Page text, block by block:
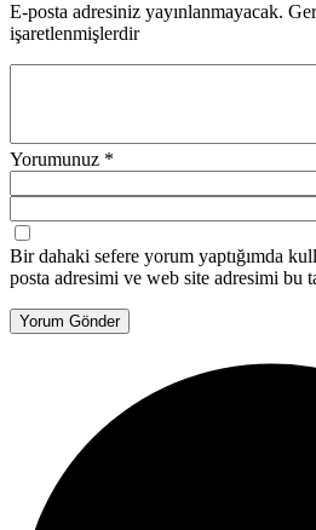
E-posta adresiniz yayınlanmayacak.
işaretlenmişlerdir
Yorumunuz *
Bir dahaki sefere yorum yaptığımda
posta adresimi ve web site adresimi bu
Yorum Gönder